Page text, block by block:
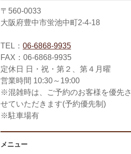
〒560-0033
大阪府豊中市蛍池中町2-4-18
TEL： 06-6868-9935
FAX：06-6868-9935
定休日 日・祝・第２、第４月曜
営業時間 10:30～19:00
※混雑時は、ご予約のお客様を優先さ
せていただきます(予約優先制)
※駐車場有
メニュー